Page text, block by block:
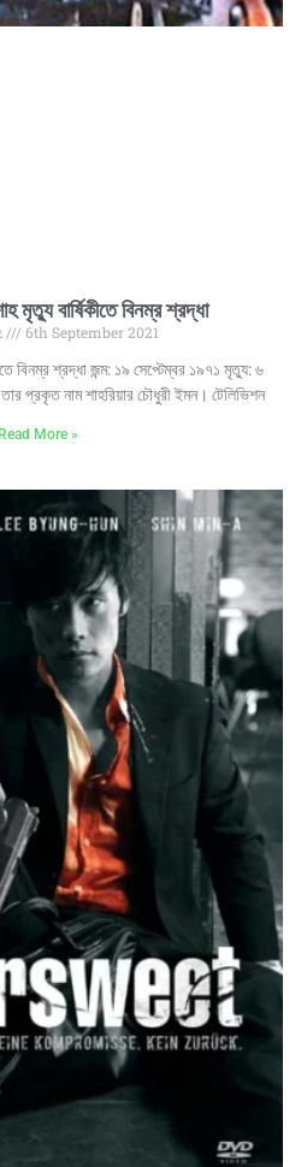
মৃত্যু বার্ষিকীতে বিনম্র শ্রদ্ধা
6th September 2021
বিনম্র শ্রদ্ধা জন্ম: ১৯ সেপ্টেম্বর ১৯৭১ মৃত্যু: ৬
প্রকৃত নাম শাহরিয়ার চৌধুরী ইমন। টেলিভিশন
Read More »